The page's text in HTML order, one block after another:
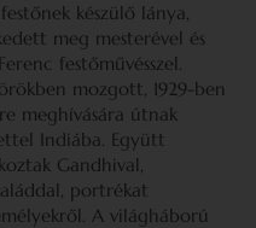
készülő lánya,
meg mesterével és
festőművésszel.
mozgott, 1929-ben
meghívására útnak
Indiába. Együtt
Gandhival,
portrékat
A világháború